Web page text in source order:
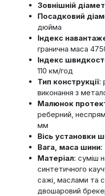
Зовнішній
Посадковий
дюйма
Індекс
гранична маса
Індекс
110 км/год
Тип конструкції:
виконання з
Малюнок
реберний,
мм
Вісь установки
Вага, маса шини:
Матеріал: суміш
синтетичного
сажі, маслами та
двошаровий